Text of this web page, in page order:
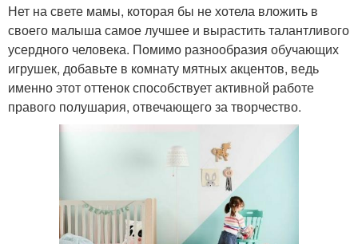
Нет на свете мамы, которая бы не хотела вложить в
своего малыша самое лучшее и вырастить талантливого
усердного человека. Помимо разнообразия обучающих
игрушек, добавьте в комнату мятных акцентов, ведь
именно этот оттенок способствует активной работе
правого полушария, отвечающего за творчество.